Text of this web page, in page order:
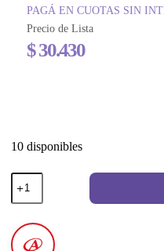
PAGÁ EN CUOTAS SIN
Precio de Lista
$30.430
10 disponibles